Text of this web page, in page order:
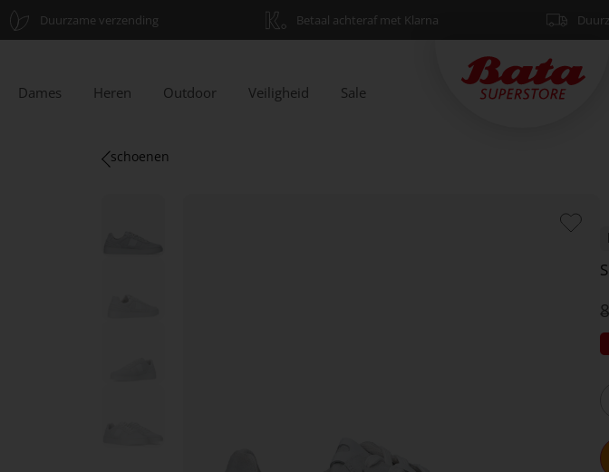
Duurzame verzending Betaal achteraf met Klarna
Dames Heren Outdoor Veiligheid Sale
schoenen